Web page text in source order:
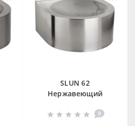
SLUN 62
Нержавеющий
нажимной 0